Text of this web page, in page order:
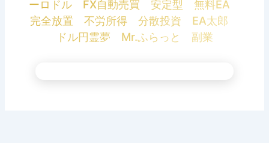
ーロドル FX自動売買 安定型 無料EA
完全放置 不労所得 分散投資 EA太郎
ドル円霊夢 Mr.ふらっと 副業